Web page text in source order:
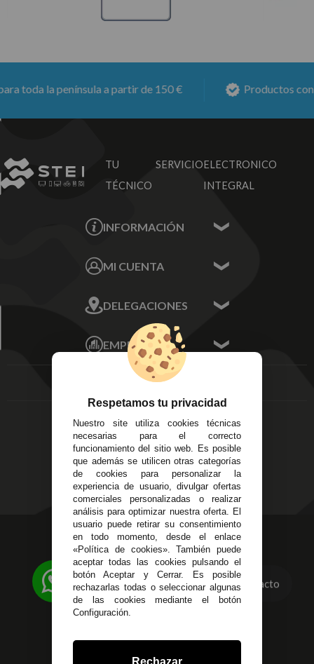
toda la península a partir de 150 € Productos con6
TU SERVICIO
TÉCNICO
ELECTRONICO
INTEGRAL
INFORMACIÓN
Sobre nosotros
MI CUENTA
Mis Direcciones
Mis Pedidos
Mis favoritos
FAQ's
DELEGACIONES
Écija - Sevilla
Av. Plaza de Toros.
Local 3
Córdoba
14
Alzira - Valencia
C/ Esplugues, 135
EMPRESA
Aviso Legal
Devoluciones
Política de Privacidad
Pago Seguro
Terminos y
Condiciones Generales
Políticas de Cookies
623 23 31 98
Atendemos Whatsapp
955 44 45 43/955 44 45 44
info@steielectronica.com
Avenida Plaza de Toros,
Local 3 Écija (Sevilla)
Contacto
Respetamos tu privacidad
Nuestro site utiliza cookies técnicas
necesarias para el correcto
funcionamiento del sitio web. Es posible
que además se utilicen otras categorías
de cookies para personalizar la
experiencia de usuario, divulgar ofertas
comerciales personalizadas o realizar
análisis para optimizar nuestra oferta. El
usuario puede retirar su consentimiento
en todo momento, desde el enlace
«Política de cookies». También puede
aceptar todas las cookies pulsando el
botón Aceptar y Cerrar. Es posible
rechazarlas todas o seleccionar algunas
de las cookies mediante el botón
Configuración.
Rechazar